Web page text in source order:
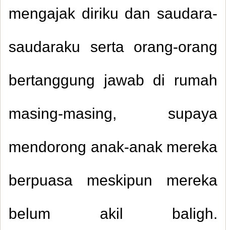
mengajak diriku dan saudara-
saudaraku serta orang-orang
bertanggung jawab di rumah
masing-masing, supaya
mendorong anak-anak mereka
berpuasa meskipun mereka
belum akil baligh.